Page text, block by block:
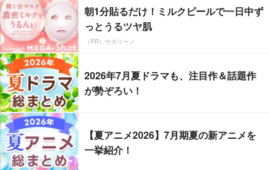
朝1分貼るだけ！ミルクピールで一日中ず
っとうるツヤ肌
（PR）サボリーノ
2026年7月夏ドラマも、注目作＆話題作
が勢ぞろい！
【夏アニメ2026】7月期夏の新アニメを
一挙紹介！